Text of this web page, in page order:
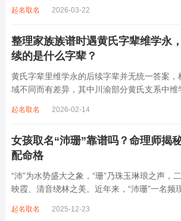
离叫名字时辨识度不高。昌字本义为兴盛、繁
起名取名 2026-03-22
整理家族族谱时遇黄氏字辈维学永
续的是什么字辈？
黄氏字辈里维学永的后续字辈并无统一答案
域不同而有差异，其中川渝部分黄氏支系中维
某支系的续修字辈，在安岳、岳池一带的黄氏
起名取名 2026-02-14
女孩取名“沛珊”靠谱吗？命理师揭
配命格
“沛”为水势盛大之象，“珊”乃珠玉琳琅之声，
映霞、清音绕林之美。近年来，“沛珊”一名频
雅符号，实为命理五行流转之枢纽。一字之选
起名取名 2025-12-23